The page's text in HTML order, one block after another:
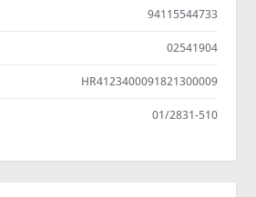
94115544733
02541904
HR4123400091821300009
01/2831-510